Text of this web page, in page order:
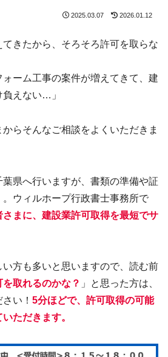
2025.03.07 2026.01.12
てきたから、そろそろ許可を取らな
ォーム工事の案件が増えてきて、建
えない…」
らそんなご相談をよくいただきま
県へ行いますが、書類の準備や証
ウィルホープ行政書士事務所で
まに、建設業許可取得を最短でサ
方も多いと思いますので、読む前
取れるのかな？ 」と思った方は、
い！ 5分ほどで、許可取得の可能
ただきます。